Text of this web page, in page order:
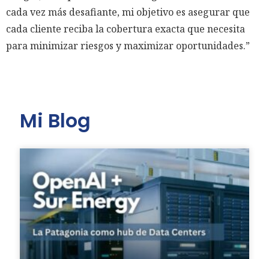
cada vez más desafiante, mi objetivo es asegurar que
cada cliente reciba la cobertura exacta que necesita
para minimizar riesgos y maximizar oportunidades.”
Mi Blog